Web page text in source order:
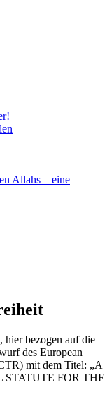
Allahs – eine
hier bezogen auf die
des European
mit dem Titel: „A
FOR THE